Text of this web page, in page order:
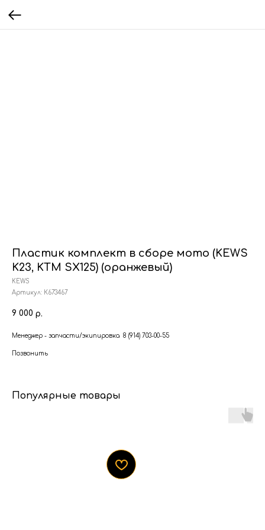
Пластик комплект в сборе мото (KEWS
K23, KTM SX125) (оранжевый)
KEWS
Артикул: К673467
9 000 р.
Менеджер - запчасти/экипировка 8 (914) 703-00-55
Позвонить
Популярные товары